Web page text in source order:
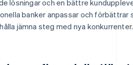
lösningar och en bättre
banker anpassar och förbättrar
jämna steg med nya konkurrenter.